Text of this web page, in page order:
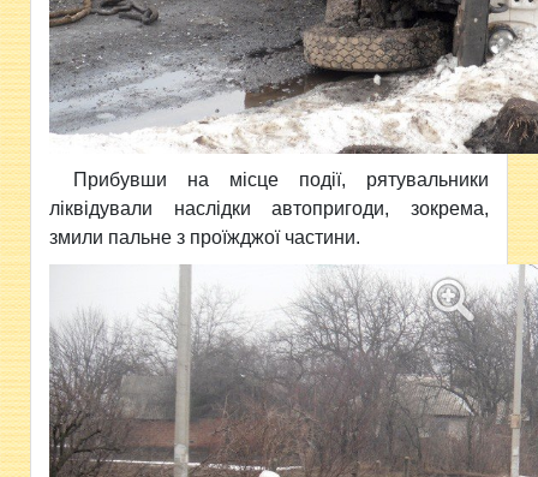
Прибувши на місце події, рятувальники
ліквідували наслідки автопригоди, зокрема,
змили пальне з проїжджої частини.